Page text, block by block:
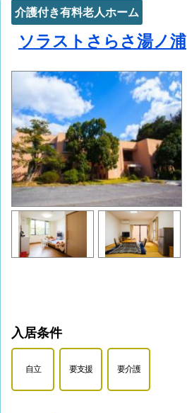
介護付き有料老人ホーム
ソラストさらさ湯ノ浦
入居条件
自立 要支援 要介護